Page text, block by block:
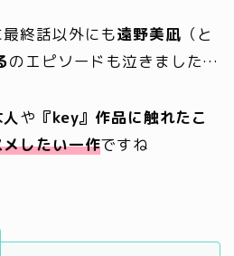
終話以外にも遠野美凪 （と
のエピソードも泣きました…
や 『key』作品に触れたこ
したい一作ですね